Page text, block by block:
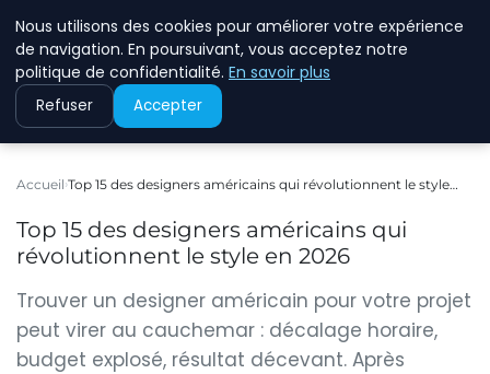
ASVOLETCOTENTIN
Accueil Top 15 des designers américains qui révolutionnent le style…
Top 15 des designers américains qui
révolutionnent le style en 2026
Trouver un designer américain pour votre projet
peut virer au cauchemar : décalage horaire,
budget explosé, résultat décevant. Après
Nous utilisons des cookies pour améliorer votre expérience
de navigation. En poursuivant, vous acceptez notre
politique de confidentialité. En savoir plus
Refuser Accepter